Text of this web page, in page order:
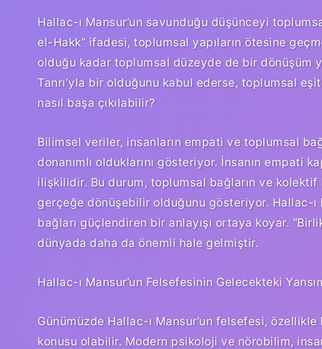
Hallac-ı Mansur’un savunduğu düşünceyi
el-Hakk” ifadesi, toplumsal yapıların ötesine
olduğu kadar toplumsal düzeyde de bir dönüşüm
Tanrı’yla bir olduğunu kabul ederse, toplumsal
nasıl başa çıkılabilir?
Bilimsel veriler, insanların empati ve toplumsal
donanımlı olduklarını gösteriyor. İnsanın empati
ilişkilidir. Bu durum, toplumsal bağların ve
gerçeğe dönüşebilir olduğunu gösteriyor. Hallac-ı
bağları güçlendiren bir anlayışı ortaya koyar.
dünyada daha da önemli hale gelmiştir.
Hallac-ı Mansur’un Felsefesinin Gelecekteki
Günümüzde Hallac-ı Mansur’un felsefesi,
konusu olabilir. Modern psikoloji ve nörobilim,